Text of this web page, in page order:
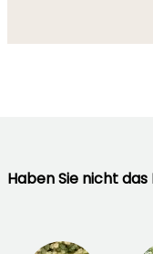
Haben Sie nicht